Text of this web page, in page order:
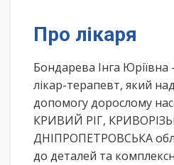
Про лікаря
Бондарева Інга Юріївна
лікар-терапевт, який
допомогу дорослому
КРИВИЙ РІГ,
ДНІПРОПЕТРОВСЬКА
до деталей та